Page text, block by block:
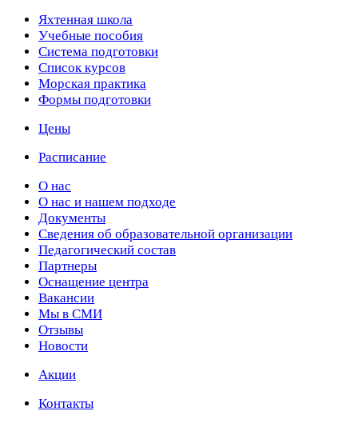
Яхтенная школа
Учебные пособия
Cистема подготовки
Список курсов
Морская практика
Формы подготовки
Цены
Расписание
О нас
О нас и нашем подходе
Документы
Сведения об образовательной организации
Педагогический состав
Партнеры
Оснащение центра
Вакансии
Мы в СМИ
Отзывы
Новости
Акции
Контакты